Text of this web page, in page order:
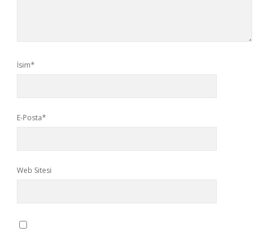
İsim*
E-Posta*
Web Sitesi